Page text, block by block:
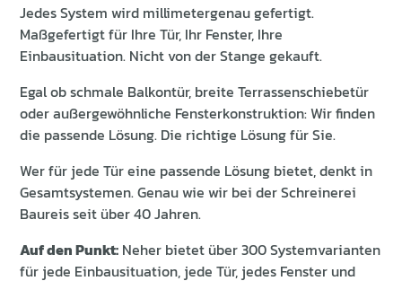
Jedes System wird millimetergenau gefertigt.
Maßgefertigt für Ihre Tür, Ihr Fenster, Ihre
Einbausituation. Nicht von der Stange gekauft.
Egal ob schmale Balkontür, breite Terrassenschiebetür
oder außergewöhnliche Fensterkonstruktion: Wir finden
die passende Lösung. Die richtige Lösung für Sie.
Wer für jede Tür eine passende Lösung bietet, denkt in
Gesamtsystemen. Genau wie wir bei der Schreinerei
Baureis seit über 40 Jahren.
Auf den Punkt: Neher bietet über 300 Systemvarianten
für jede Einbausituation, jede Tür, jedes Fenster und